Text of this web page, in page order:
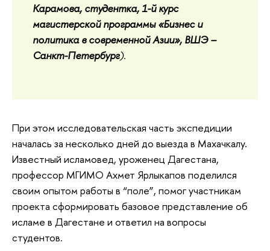
Карамова, студентка, 1-й курс
магистерской программы «Бизнес и
политика в современной Азии», ВШЭ –
Санкт-Петербург).
При этом исследовательская часть экспедиции
началась за несколько дней до выезда в Махачкалу.
Известный исламовед, уроженец Дагестана,
профессор МГИМО Ахмет Ярлыкапов поделился
своим опытом работы в “поле”, помог участникам
проекта сформировать базовое представление об
исламе в Дагестане и ответил на вопросы
студентов.